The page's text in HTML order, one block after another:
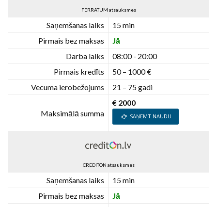
FERRATUM atsauksmes
Saņemšanas laiks
15 min
Pirmais bez maksas
Jā
Darba laiks
08:00 - 20:00
Pirmais kredīts
50 – 1000 €
Vecuma ierobežojums
21 – 75 gadi
Maksimālā summa
€ 2000
SAŅEMT NAUDU
CREDITON atsauksmes
Saņemšanas laiks
15 min
Pirmais bez maksas
Jā